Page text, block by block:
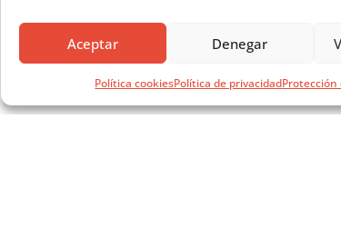
Aceptar Denegar
Política cookiesPolítica de privacidadProtección